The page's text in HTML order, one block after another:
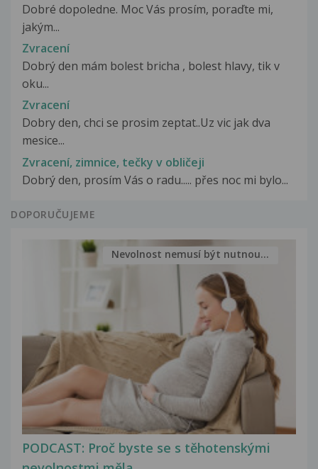
Dobré dopoledne. Moc Vás prosím, poraďte mi,
jakým...
Zvracení
Dobrý den mám bolest bricha , bolest hlavy, tik v
oku...
Zvracení
Dobry den, chci se prosim zeptat..Uz vic jak dva
mesice...
Zvracení, zimnice, tečky v obličeji
Dobrý den, prosím Vás o radu..... přes noc mi bylo...
DOPORUČUJEME
PODCAST: Proč byste se s těhotenskými
Nevolnost nemusí být nutnou...